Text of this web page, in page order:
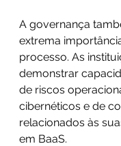
A governança
extrema
processo. As
demonstrar
de riscos
cibernéticos e de
relacionados às
em BaaS.